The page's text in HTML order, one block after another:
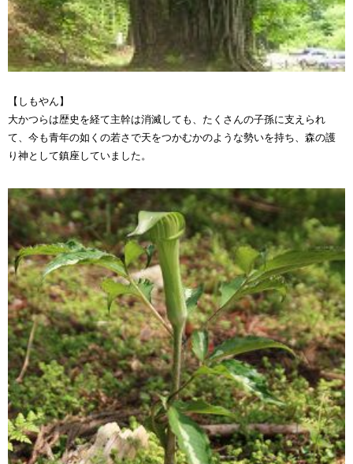
【しもやん】
大かつらは歴史を経て主幹は消滅しても、たくさんの子孫に支えられ
て、今も青年の如くの若さで天をつかむかのような勢いを持ち、森の護
り神として鎮座していました。